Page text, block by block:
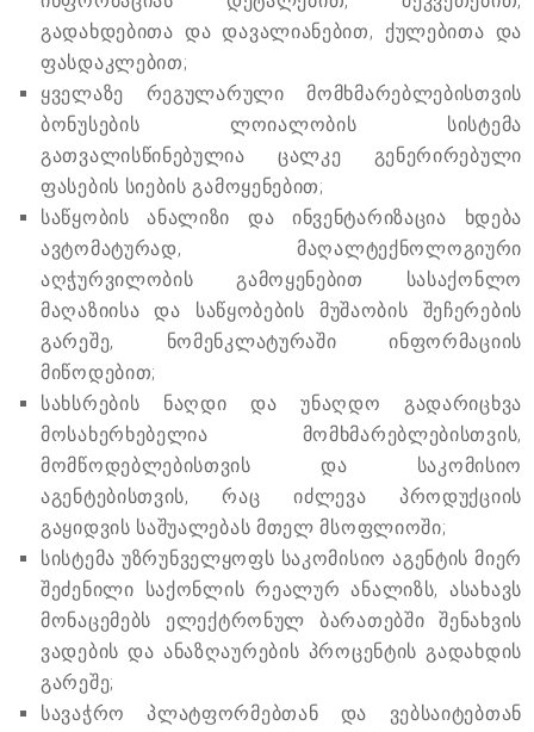
გადახდებითა და დავალიანებით, ქულებითა და
ფასდაკლებით;
ყველაზე რეგულარული მომხმარებლებისთვის
ბონუსების ლოიალობის სისტემა
გათვალისწინებულია ცალკე გენერირებული
ფასების სიების გამოყენებით;
საწყობის ანალიზი და ინვენტარიზაცია ხდება
ავტომატურად, მაღალტექნოლოგიური
აღჭურვილობის გამოყენებით სასაქონლო
მაღაზიისა და საწყობების მუშაობის შეჩერების
გარეშე, ნომენკლატურაში ინფორმაციის
მიწოდებით;
სახსრების ნაღდი და უნაღდო გადარიცხვა
მოსახერხებელია მომხმარებლებისთვის,
მომწოდებლებისთვის და საკომისიო
აგენტებისთვის, რაც იძლევა პროდუქციის
გაყიდვის საშუალებას მთელ მსოფლიოში;
სისტემა უზრუნველყოფს საკომისიო აგენტის მიერ
შეძენილი საქონლის რეალურ ანალიზს, ასახავს
მონაცემებს ელექტრონულ ბარათებში შენახვის
ვადების და ანაზღაურების პროცენტის გადახდის
გარეშე;
სავაჭრო პლატფორმებთან და ვებსაიტებთან